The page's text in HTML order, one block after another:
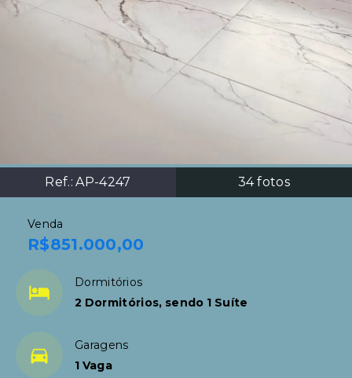
Ref.:AP-4247 34fotos
Venda
R$851.000,00
Dormitórios
2 Dormitórios, sendo 1 Suíte
Garagens
1 Vaga